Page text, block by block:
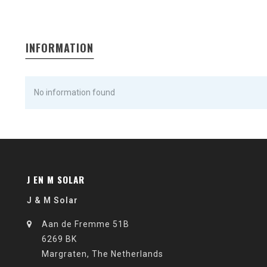
INFORMATION
No information found
J EN M SOLAR
J & M Solar
Aan de Fremme 51B
6269 BK
Margraten, The Netherlands